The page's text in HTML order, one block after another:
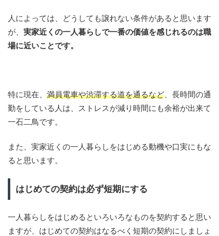
人によっては、どうしても譲れない条件があると思います
が、 実家近くの一人暮らしで一番の価値を感じれるのは職
場に近いことです。
特に現在、 満員電車や渋滞する道を通るなど、長時間の通
勤をしている人は、ストレスが減り時間にも余裕が出来て
一石二鳥です。
また、実家近くの一人暮らしをはじめる動機や口実にもな
ると思います。
はじめての契約は必ず短期にする
一人暮らしをはじめるといろいろなものを契約すると思い
ますが、はじめての契約はなるべく短期の契約にしましょ